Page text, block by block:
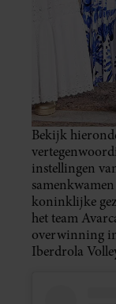
Bekijk
instellingen
koninklijke
het team
overwinning
Iberdrola